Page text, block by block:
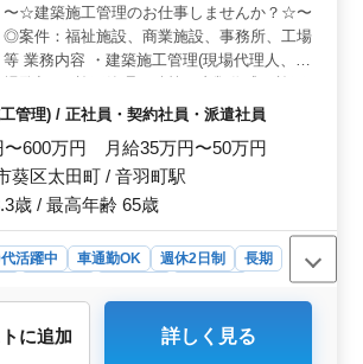
＜働きやすい環境＞ 週5日勤務で土
休め、さらに夏季休暇やGW休暇、年末
ども充実しています。残業も月平均20
ワークライフバランスを保ちながら働
社の平均年齢が38.3歳と若手からベテ
代が活躍している環境も魅力的です。
〜☆建築施工管理のお仕事しませんか？☆〜
◎案件：福祉施設、商業施設、事務所、工場
等 業務内容 ・建築施工管理(現場代理人、現
図修正程度 等 ・発注者との打ち合わせ、近
額支給 ・作業着等支給 ・資格手当支給あり
年間休日120日以上でプライベートも充実！
建築施工管理経験20年以上、条件面優遇！
お気軽にお問い合わせください♪♪
管理) / 正社員・契約社員・派遣社員
〜600万円 月給35万円〜50万円
葵区太田町 / 音羽町駅
歳 / 最高年齢 65歳
活躍中 車通勤OK 週休2日制
長期
ト
築施工管理者募集＞ 静岡市の建設会社
に追加 詳しく見る